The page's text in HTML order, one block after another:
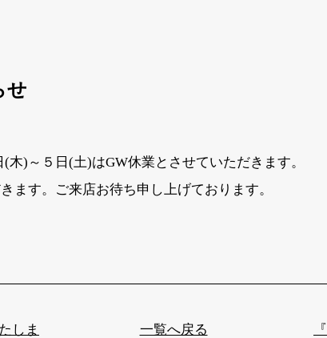
せ
)～５日(土)はGW休業とさせていただきます。
ます。ご来店お待ち申し上げております。
しま
一覧へ戻る